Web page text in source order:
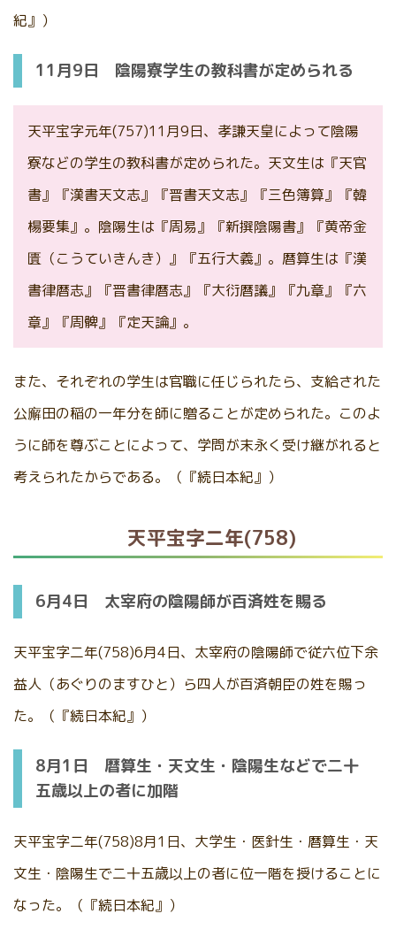
紀』）
11月9日 陰陽寮学生の教科書が定められる
天平宝字元年(757)11月9日、孝謙天皇によって陰陽
寮などの学生の教科書が定められた。天文生は『天官
書』『漢書天文志』『晋書天文志』『三色簿算』『韓
楊要集』。陰陽生は『周易』『新撰陰陽書』『黄帝金
匱（こうていきんき）』『五行大義』。暦算生は『漢
書律暦志』『晋書律暦志』『大衍暦議』『九章』『六
章』『周髀』『定天論』。
また、それぞれの学生は官職に任じられたら、支給された
公廨田の稲の一年分を師に贈ることが定められた。このよ
うに師を尊ぶことによって、学問が末永く受け継がれると
考えられたからである。（『続日本紀』）
天平宝字二年(758)
6月4日 太宰府の陰陽師が百済姓を賜る
天平宝字二年(758)6月4日、太宰府の陰陽師で従六位下余
益人（あぐりのますひと）ら四人が百済朝臣の姓を賜っ
た。（『続日本紀』）
8月1日 暦算生・天文生・陰陽生などで二十
五歳以上の者に加階
天平宝字二年(758)8月1日、大学生・医針生・暦算生・天
文生・陰陽生で二十五歳以上の者に位一階を授けることに
なった。（『続日本紀』）